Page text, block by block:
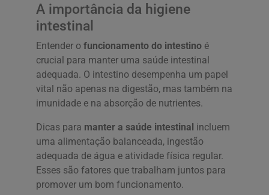
A importância da higiene
intestinal
Entender o funcionamento do intestino é
crucial para manter uma saúde intestinal
adequada. O intestino desempenha um papel
vital não apenas na digestão, mas também na
imunidade e na absorção de nutrientes.
Dicas para manter a saúde intestinal incluem
uma alimentação balanceada, ingestão
adequada de água e atividade física regular.
Esses são fatores que trabalham juntos para
promover um bom funcionamento.